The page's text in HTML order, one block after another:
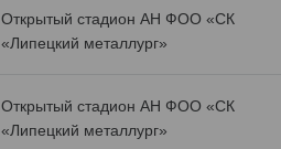
Открытый стадион АН ФОО «СК
«Липецкий металлург»
Открытый стадион АН ФОО «СК
«Липецкий металлург»